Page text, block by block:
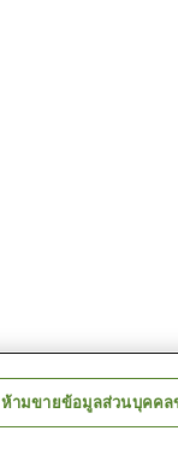
ห้ามขายข้อมูลส่วนบุคคล